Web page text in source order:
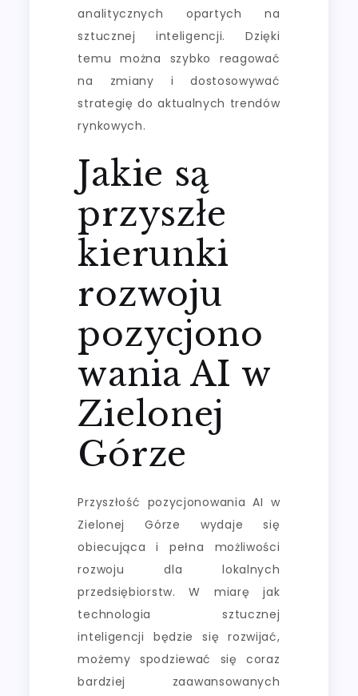
analitycznych opartych na
sztucznej inteligencji. Dzięki
temu można szybko reagować
na zmiany i dostosowywać
strategię do aktualnych trendów
rynkowych.
Jakie są
przyszłe
kierunki
rozwoju
pozycjono
wania AI w
Zielonej
Górze
Przyszłość pozycjonowania AI w
Zielonej Górze wydaje się
obiecująca i pełna możliwości
rozwoju dla lokalnych
przedsiębiorstw. W miarę jak
technologia sztucznej
inteligencji będzie się rozwijać,
możemy spodziewać się coraz
bardziej zaawansowanych